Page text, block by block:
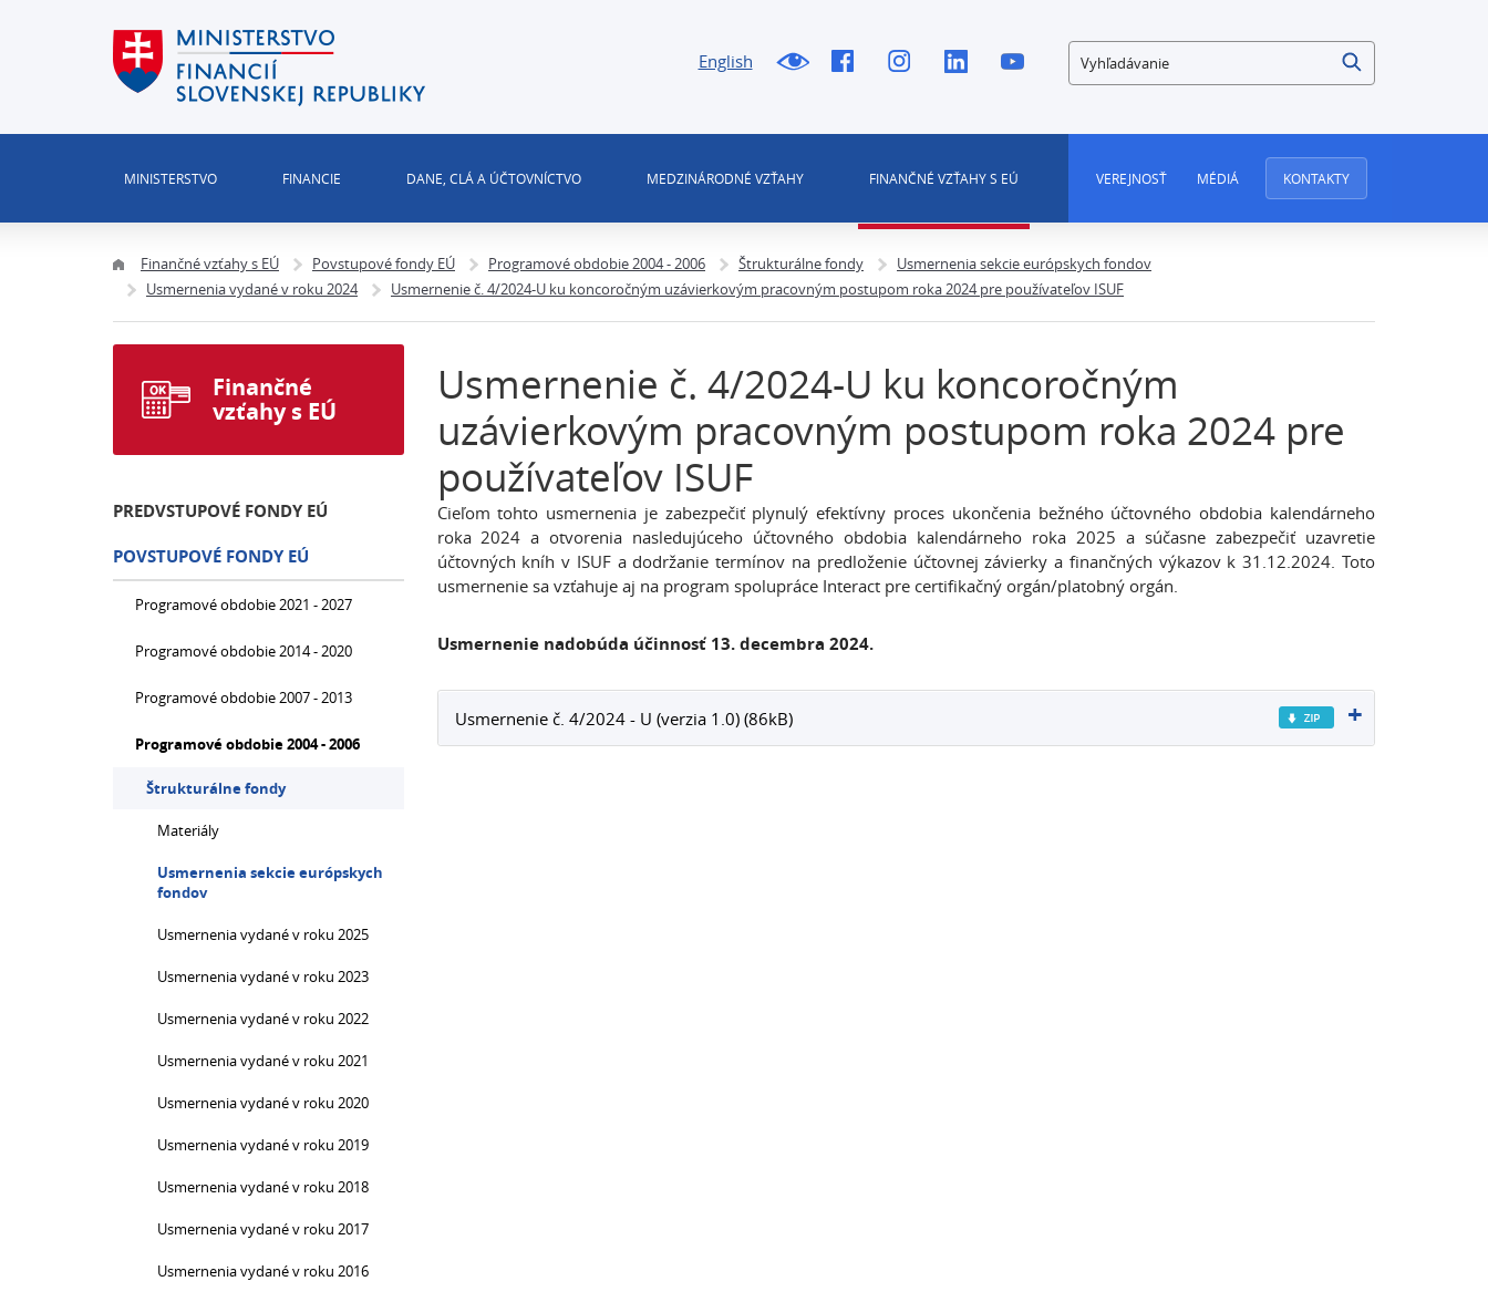
English Vyhľadávanie
MINISTERSTVO FINANCIE DANE, CLÁ A ÚČTOVNÍCTVO MEDZINÁRODNÉ VZŤAHY FINANČNÉ VZŤAHY S EÚ VEREJNOSŤ MÉDIÁ KONTAKTY
Finančné vzťahy s EÚ Povstupové fondy EÚ Programové obdobie 2004 - 2006 Štrukturálne fondy
Usmernenia sekcie európskych fondov
Usmernenia vydané v roku 2024
Usmernenie č. 4/2024-U ku koncoročným uzávierkovým pracovným postupom roka 2024 pre používateľov ISUF
Usmernenie č. 4/2024-U ku koncoročným
uzávierkovým pracovným postupom roka 2024 pre
používateľov ISUF
Cieľom tohto usmernenia je zabezpečiť plynulý efektívny proces ukončenia bežného účtovného obdobia kalendárneho
roka 2024 a otvorenia nasledujúceho účtovného obdobia kalendárneho roka 2025 a súčasne zabezpečiť uzavretie
účtovných kníh v ISUF a dodržanie termínov na predloženie účtovnej závierky a finančných výkazov k 31.12.2024. Toto
usmernenie sa vzťahuje aj na program spolupráce Interact pre certifikačný orgán/platobný orgán.
Usmernenie nadobúda účinnosť 13. decembra 2024.
Usmernenie č. 4/2024 - U (verzia 1.0) (86kB)
Finančné
vzťahy s EÚ
PREDVSTUPOVÉ FONDY EÚ
POVSTUPOVÉ FONDY EÚ
Programové obdobie 2021 - 2027
Programové obdobie 2014 - 2020
Programové obdobie 2007 - 2013
Programové obdobie 2004 - 2006
Štrukturálne fondy
Materiály
Usmernenia sekcie európskych
fondov
Usmernenia vydané v roku 2025
Usmernenia vydané v roku 2023
Usmernenia vydané v roku 2022
Usmernenia vydané v roku 2021
Usmernenia vydané v roku 2020
Usmernenia vydané v roku 2019
Usmernenia vydané v roku 2018
Usmernenia vydané v roku 2017
Usmernenia vydané v roku 2016